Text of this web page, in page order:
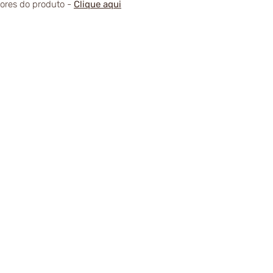
do produto - Clique aqui